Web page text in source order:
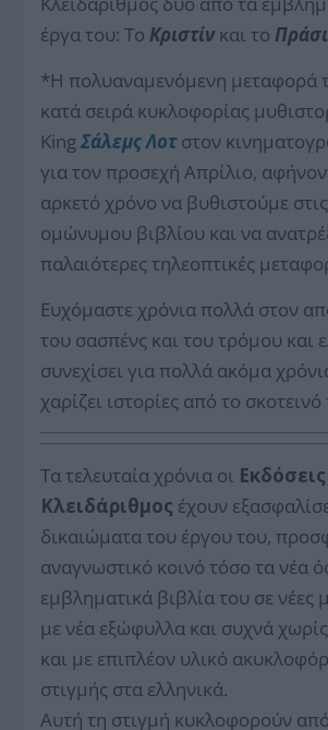
έργα του: Το Κριστίν και το
*Η πολυαναμενόμενη μεταφορά
κατά σειρά κυκλοφορίας
KingΣάλεμς Λοτστον
για τον προσεχή Απρίλιο,
αρκετό χρόνο να βυθιστούμε
ομώνυμου βιβλίου και να
παλαιότερες τηλεοπτικές
Ευχόμαστε χρόνια πολλά στον
του σασπένς και του τρόμου και
συνεχίσει για πολλά ακόμα
χαρίζει ιστορίες από το
Τα τελευταία χρόνια οι Εκδόσεις
Κλειδάριθμος έχουν
δικαιώματα του έργου του,
αναγνωστικό κοινό τόσο τα νέα
εμβληματικά βιβλία του σε νέες
με νέα εξώφυλλα και συχνά
και με επιπλέον υλικό
στιγμής στα ελληνικά.
Αυτή τη στιγμή κυκλοφορούν από